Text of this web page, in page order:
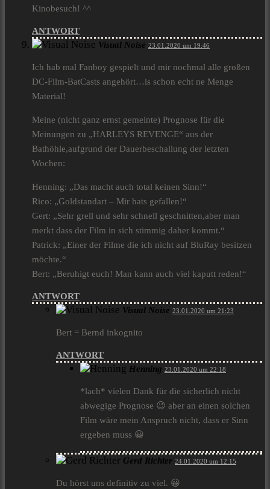
Kinobesuch! ^^
ANTWORT
Visual Noise 23.01.2020 um 19:46
Ich hab mal Fanboy gespielt und mir nochmal alle großen
DC-Film-BatCasts angehört…is schon echt ne Menge
Material!
Meine (nicht ganz ernst gemeinte) Prognose für die
Meinungen zu „HARLEYS REVENGE“ aus der
Bathöhle,aufgrund der Dauerbeschallung der letzten
Wochen:
Henning: „Das macht auch total keinen Sinn!“
Rico: „Goldstandart – Mir hats gefallen!“
Gert: „Sehr grell und sehr schnell geschnitten,aber man
merkt dass der Film in sich stimmig daher kommt.“
Patrick: „Einer der Filme die ich nicht auf BluRay besitzen
möchte.“
Bert: „Beruhigt euch! Man kann auch viel kaputt reden!“
ANTWORT
Visual Noise 23.01.2020 um 21:23
Bert = Bernd inkognito
ANTWORT
Henning 23.01.2020 um 22:18
*lach* vielen Dank für die sicherlich nicht
abwegige Prognose 😉 aber an einen solchen
Film wäre mein Anspruch nicht, dass er Sinn
ergeben muss 😀
Gerd Richter 24.01.2020 um 12:15
Du hörst uns definitiv zu viel. 😀